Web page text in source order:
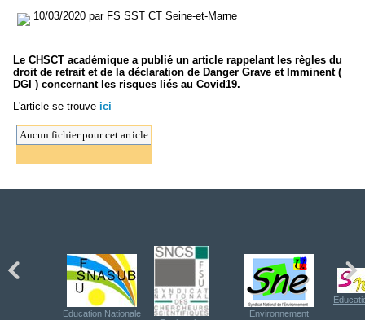
10/03/2020 par FS SST CT Seine-et-Marne
Le CHSCT académique a publié un article rappelant les règles du
droit de retrait et de la déclaration de Danger Grave et Imminent (
DGI ) concernant les risques liés au Covid19.
L'article se trouve ici
Aucun fichier pour cet article
Education Nationale
Environnement